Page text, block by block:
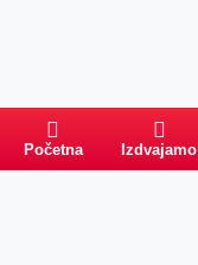
Početna Izdvajamo